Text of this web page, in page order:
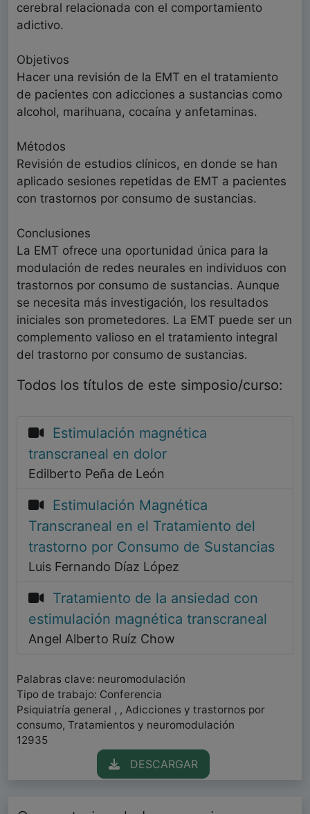
cerebral relacionada con el comportamiento
adictivo.
Objetivos
Hacer una revisión de la EMT en el tratamiento
de pacientes con adicciones a sustancias como
alcohol, marihuana, cocaína y anfetaminas.
Métodos
Revisión de estudios clínicos, en donde se han
aplicado sesiones repetidas de EMT a pacientes
con trastornos por consumo de sustancias.
Conclusiones
La EMT ofrece una oportunidad única para la
modulación de redes neurales en individuos con
trastornos por consumo de sustancias. Aunque
se necesita más investigación, los resultados
iniciales son prometedores. La EMT puede ser un
complemento valioso en el tratamiento integral
del trastorno por consumo de sustancias.
Todos los títulos de este simposio/curso:
Estimulación magnética
transcraneal en dolor
Edilberto Peña de León
Estimulación Magnética
Transcraneal en el Tratamiento del
trastorno por Consumo de Sustancias
Luis Fernando Díaz López
Tratamiento de la ansiedad con
estimulación magnética transcraneal
Angel Alberto Ruíz Chow
Palabras clave: neuromodulación
Tipo de trabajo: Conferencia
Psiquiatría general , , Adicciones y trastornos por
consumo, Tratamientos y neuromodulación
12935
DESCARGAR